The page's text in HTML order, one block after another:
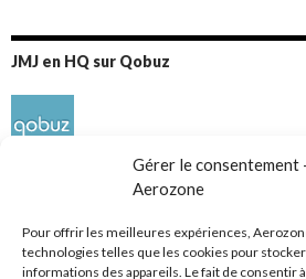
Gérer le consentement
Aerozone
Pour offrir les meilleures expériences,
technologies telles que les cookies pour
informations des appareils. Le fait de consentir
JMJ en HQ sur Qobuz